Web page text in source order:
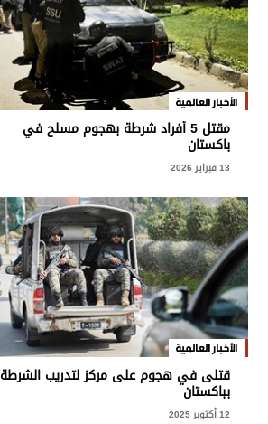
إنفوجراف
قصة صورة
كاريكتير
برامج
عدد اليوم
مواقيت الصلاة
الأحوال الجوية
الأخبار العالمية
مقتل 5 أفراد شرطة بهجوم مسلح في
باكستان
13 فبراير 2026
الأخبار العالمية
قتلى في هجوم على مركز لتدريب الشرطة
بباكستان
12 أكتوبر 2025